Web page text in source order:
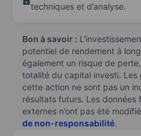
techniques et d’analyse.
Bon à savoir :
potentiel de rendement à
également un risque de
totalité du capital investi. Les
cette action ne sont pas un
résultats futurs. Les données
externes n’ont pas été
de non-responsabilité.